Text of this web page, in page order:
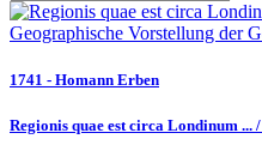
1741 - Homann Erben
Regionis quae est circa Londinum ...